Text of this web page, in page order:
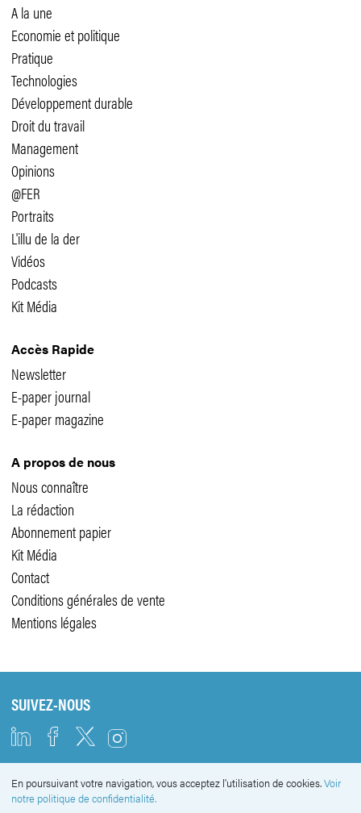
A la une
Economie et politique
Pratique
Technologies
Développement durable
Droit du travail
Management
Opinions
@FER
Portraits
L'illu de la der
Vidéos
Podcasts
Kit Média
Accès Rapide
Newsletter
E-paper journal
E-paper magazine
A propos de nous
Nous connaître
La rédaction
Abonnement papier
Kit Média
Contact
Conditions générales de vente
Mentions légales
SUIVEZ-NOUS
NEWSLETTER
En poursuivant votre navigation, vous acceptez l'utilisation de cookies.Voir
notre politique de confidentialité.